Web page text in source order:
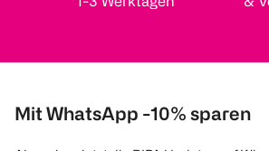
Mit WhatsApp -10% sparen